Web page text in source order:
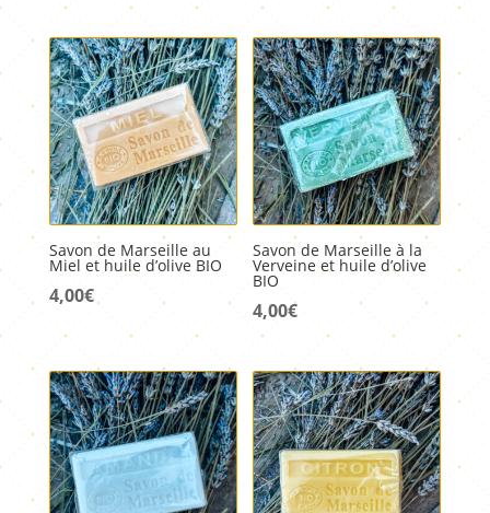
initial
était :
5,00€.
actuel
est :
3,00€.
Savon de Marseille au
Miel et huile d’olive BIO
4,00€
Savon de Marseille à la
Verveine et huile d’olive
BIO
4,00€